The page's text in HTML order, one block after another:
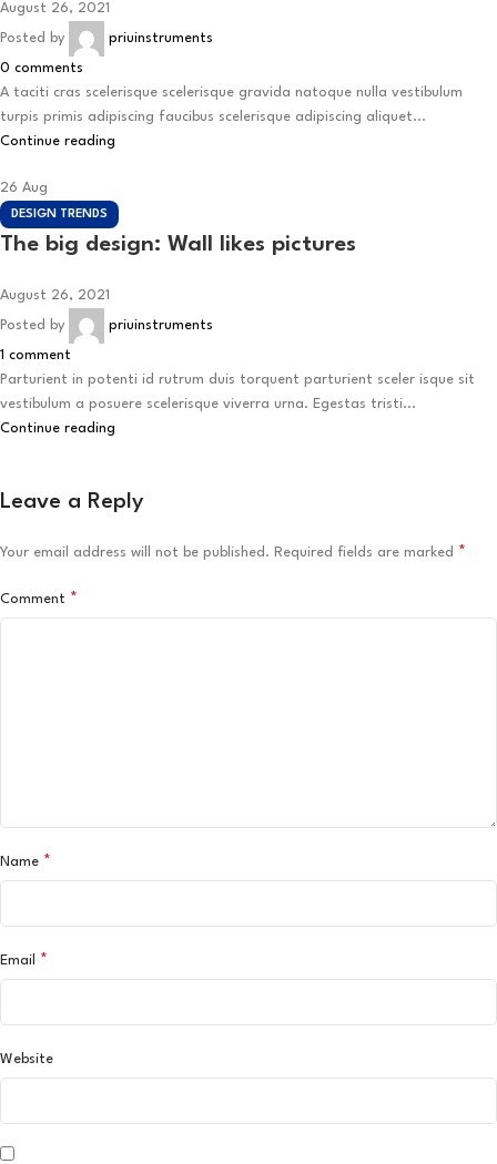
August 26, 2021
Posted by priuinstruments
0 comments
A taciti cras scelerisque scelerisque gravida natoque nulla vestibulum
turpis primis adipiscing faucibus scelerisque adipiscing aliquet...
Continue reading
26 Aug
DESIGN TRENDS
The big design: Wall likes pictures
August 26, 2021
Posted by priuinstruments
1 comment
Parturient in potenti id rutrum duis torquent parturient sceler isque sit
vestibulum a posuere scelerisque viverra urna. Egestas tristi...
Continue reading
Leave a Reply
Your email address will not be published. Required fields are marked *
Comment *
Name *
Email *
Website